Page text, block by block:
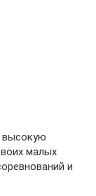
высокую
малых
и